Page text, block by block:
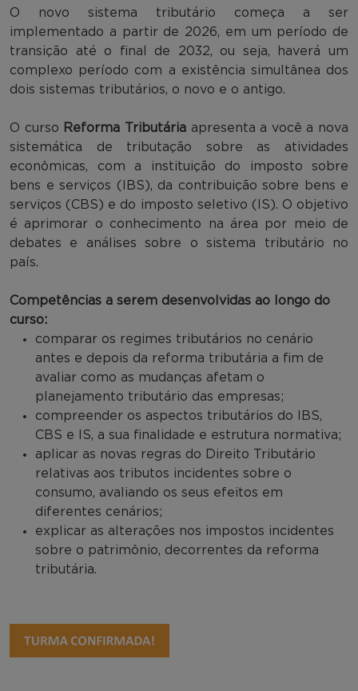
O novo sistema tributário começa a ser
implementado a partir de 2026, em um período de
transição até o final de 2032, ou seja, haverá um
complexo período com a existência simultânea dos
dois sistemas tributários, o novo e o antigo.
O curso Reforma Tributáriaapresenta a você a nova
sistemática de tributação sobre as atividades
econômicas, com a instituição do imposto sobre
bens e serviços (IBS), da contribuição sobre bens e
serviços (CBS) e do imposto seletivo (IS). O objetivo
é aprimorar o conhecimento na área por meio de
debates e análises sobre o sistema tributário no
país.
Competências a serem desenvolvidas ao longo do
curso:
comparar os regimes tributários no cenário
antes e depois da reforma tributária a fim de
avaliar como as mudanças afetam o
planejamento tributário das empresas;
compreender os aspectos tributários do IBS,
CBS e IS, a sua finalidade e estrutura normativa;
aplicar as novas regras do Direito Tributário
relativas aos tributos incidentes sobre o
consumo, avaliando os seus efeitos em
diferentes cenários;
explicar as alterações nos impostos incidentes
sobre o patrimônio, decorrentes da reforma
tributária.